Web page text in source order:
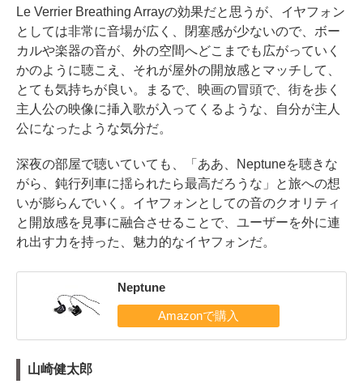
Le Verrier Breathing Arrayの効果だと思うが、イヤフォン
としては非常に音場が広く、閉塞感が少ないので、ボー
カルや楽器の音が、外の空間へどこまでも広がっていく
かのように聴こえ、それが屋外の開放感とマッチして、
とても気持ちが良い。まるで、映画の冒頭で、街を歩く
主人公の映像に挿入歌が入ってくるような、自分が主人
公になったような気分だ。
深夜の部屋で聴いていても、「ああ、Neptuneを聴きな
がら、鈍行列車に揺られたら最高だろうな」と旅への想
いが膨らんでいく。イヤフォンとしての音のクオリティ
と開放感を見事に融合させることで、ユーザーを外に連
れ出す力を持った、魅力的なイヤフォンだ。
Neptune
山崎健太郎